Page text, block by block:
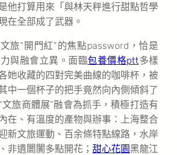
他打算用來「與林天秤進行甜點哲學
在全部成了武器。
旅“開門紅”的焦點password，恰是
與融會立異。面臨包養價格ptt多樣
她收藏的四對完美曲線的咖啡杯，被
中一個杯子的把手竟然向內側傾斜了
旅商體展”融會為抓手，積極打造有
在、有溫度的產物與辦事：上海整合
新文旅運動、百余條特點線路，水岸
非遺闤闠多點開花； 甜心花園黑龍江